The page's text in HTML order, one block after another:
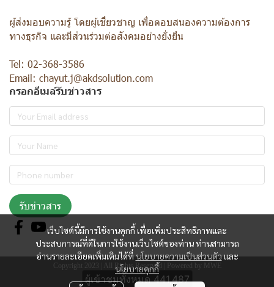
เว็บไซต์นี้มีการใช้งานคุกกี้ เพื่อเพิ่มประสิทธิภาพและ
ประสบการณ์ที่ดีในการใช้งานเว็บไซต์ของท่าน ท่านสามารถ
อ่านรายละเอียดเพิ่มเติมได้ที่นโยบายความเป็นส่วนตัวและ
นโยบายคุกกี้
ผู้ส่งมอบความรู้ โดยผู้เชี่ยวชาญ เพื่อตอบสนองความต้องการ
ทางธุรกิจ และมีส่วนร่วมต่อสังคมอย่างยั่งยืน
Tel: 02-368-3586
Email: chayut.j@akdsolution.com
กรอกอีเมล์รับข่าวสาร
รับข่าวสาร
Copyright 2023 | All Rights Reserved | Powered by MWE
ผู้เข้าชมทั้งหมด441,487